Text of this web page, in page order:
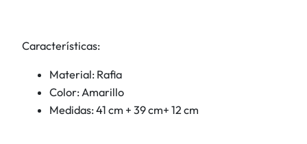
s
Características:
Material: Rafia
Color: Amarillo
Medidas: 41 cm + 39 cm+ 12 cm